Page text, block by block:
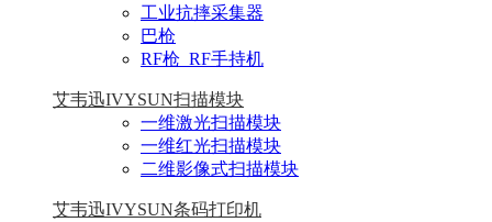
工业抗摔采集器
巴枪
RF枪_RF手持机
艾韦迅IVYSUN扫描模块
一维激光扫描模块
一维红光扫描模块
二维影像式扫描模块
艾韦迅IVYSUN条码打印机